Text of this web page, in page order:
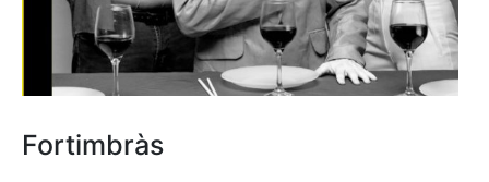
Fortimbràs